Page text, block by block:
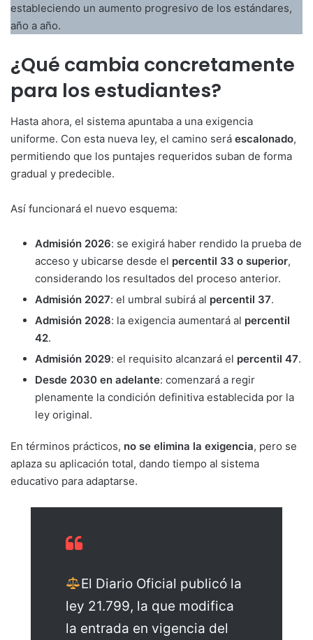
estableciendo un aumento progresivo de los estándares,
año a año.
¿Qué cambia concretamente
para los estudiantes?
Hasta ahora, el sistema apuntaba a una exigencia
uniforme. Con esta nueva ley, el camino será escalonado,
permitiendo que los puntajes requeridos suban de forma
gradual y predecible.
Así funcionará el nuevo esquema:
Admisión 2026: se exigirá haber rendido la prueba de
acceso y ubicarse desde el percentil 33 o superior,
considerando los resultados del proceso anterior.
Admisión 2027: el umbral subirá al percentil 37.
Admisión 2028: la exigencia aumentará al percentil
42.
Admisión 2029: el requisito alcanzará el percentil 47.
Desde 2030 en adelante: comenzará a regir
plenamente la condición definitiva establecida por la
ley original.
En términos prácticos, no se elimina la exigencia, pero se
aplaza su aplicación total, dando tiempo al sistema
educativo para adaptarse.
El Diario Oficial publicó la
ley 21.799, la que modifica
la entrada en vigencia del